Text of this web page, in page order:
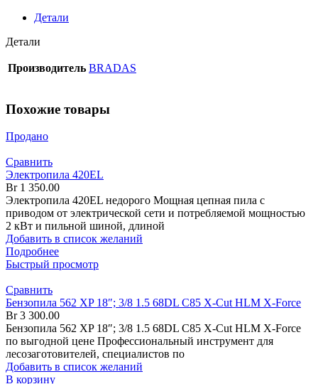
Детали
Детали
Производитель BRADAS
Похожие товары
Продано
Сравнить
Электропила 420EL
Br1 350.00
Электропила 420EL недорого Мощная цепная пила с
приводом от электрической сети и потребляемой мощностью
2 кВт и пильной шиной, длиной
Добавить в список желаний
Подробнее
Быстрый просмотр
Сравнить
Бензопила 562 XP 18″; 3/8 1.5 68DL C85 X-Cut HLM X-Force
Br3 300.00
Бензопила 562 XP 18″; 3/8 1.5 68DL C85 X-Cut HLM X-Force
по выгодной цене Профессиональный инструмент для
лесозаготовителей, специалистов по
Добавить в список желаний
В корзину